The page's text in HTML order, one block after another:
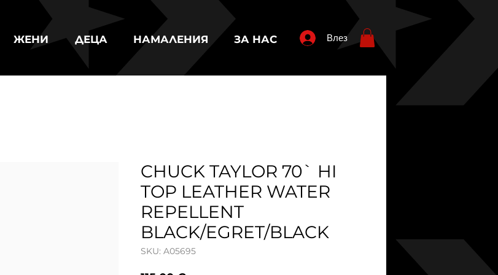
ЖЕНИ ДЕЦА НАМАЛЕНИЯ ЗА НАС Влез
CHUCK TAYLOR 70` HI
TOP LEATHER WATER
REPELLENT
BLACK/EGRET/BLACK
SKU: A05695